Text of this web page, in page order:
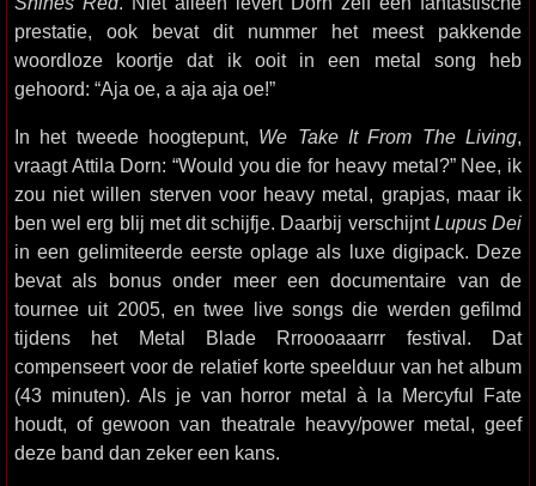
prestatie, ook bevat dit nummer het meest pakkende
woordloze koortje dat ik ooit in een metal song heb
gehoord: “Aja oe, a aja aja oe!”
In het tweede hoogtepunt, We Take It From The Living,
vraagt Attila Dorn: “Would you die for heavy metal?” Nee, ik
zou niet willen sterven voor heavy metal, grapjas, maar ik
ben wel erg blij met dit schijfje. Daarbij verschijntLupus Dei
in een gelimiteerde eerste oplage als luxe digipack. Deze
bevat als bonus onder meer een documentaire van de
tournee uit 2005, en twee live songs die werden gefilmd
tijdens het Metal Blade Rrroooaaarrr festival. Dat
compenseert voor de relatief korte speelduur van het album
(43 minuten). Als je van horror metal à la Mercyful Fate
houdt, of gewoon van theatrale heavy/power metal, geef
deze band dan zeker een kans.